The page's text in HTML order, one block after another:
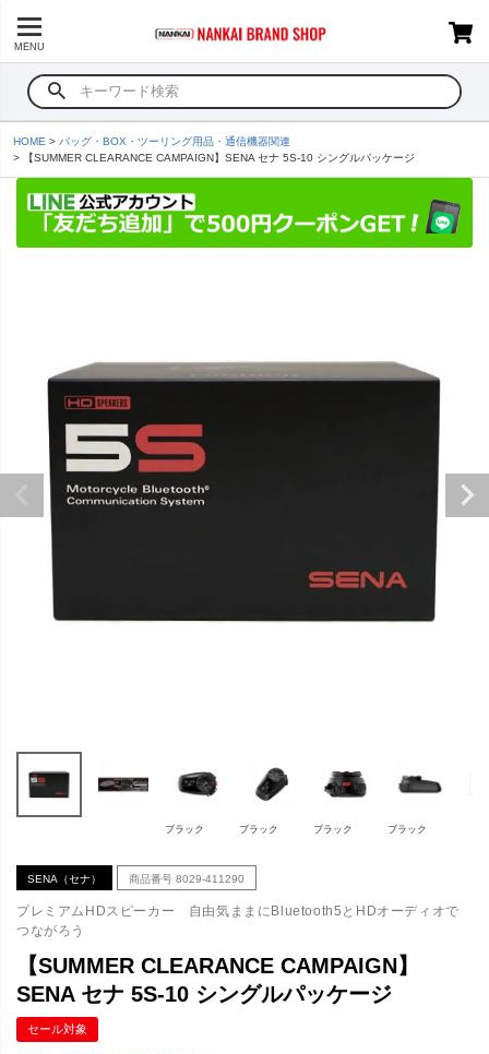
MENU
HOME
バッグ・BOX・ツーリング用品・通信機器関連
【SUMMER CLEARANCE CAMPAIGN】SENA セナ 5S-10 シングルパッケージ
ブラック ブラック ブラック ブラック
SENA（セナ） 商品番号 8029-411290
プレミアムHDスピーカー 自由気ままにBluetooth5とHDオーディオで
つながろう
【SUMMER CLEARANCE CAMPAIGN】
SENA セナ 5S-10 シングルパッケージ
セール対象